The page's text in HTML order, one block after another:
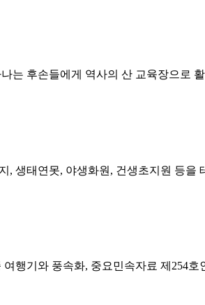
는 후손들에게 역사의 산 교육장으로
생태연못, 야생화원, 건생초지원 등
행기와 풍속화, 중요민속자료 제254